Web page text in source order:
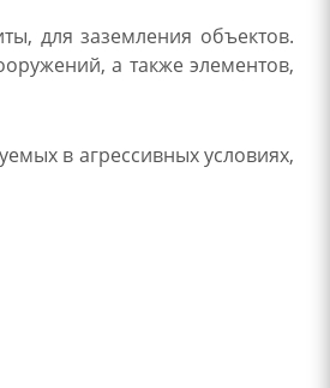
для заземления объектов.
а также элементов,
в агрессивных условиях,